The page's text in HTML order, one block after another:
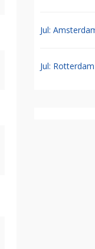
Jul:
Jul: